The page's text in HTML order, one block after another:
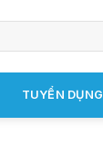
TUYỂN DỤNG